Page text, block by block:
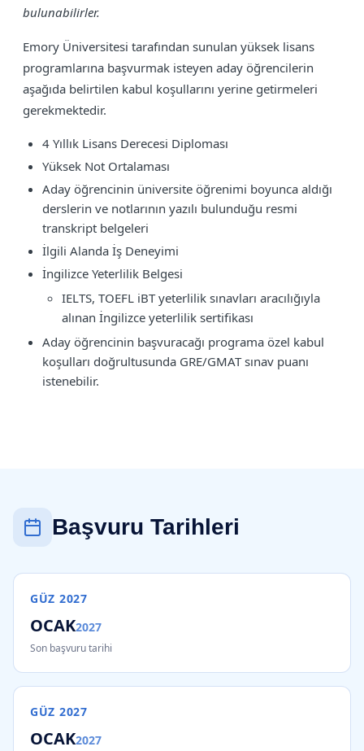
bulunabilirler.
Emory Üniversitesi tarafından sunulan yüksek lisans
programlarına başvurmak isteyen aday öğrencilerin
aşağıda belirtilen kabul koşullarını yerine getirmeleri
gerekmektedir.
4 Yıllık Lisans Derecesi Diploması
Yüksek Not Ortalaması
Aday öğrencinin üniversite öğrenimi boyunca aldığı
derslerin ve notlarının yazılı bulunduğu resmi
transkript belgeleri
İlgili Alanda İş Deneyimi
İngilizce Yeterlilik Belgesi
IELTS, TOEFL iBT yeterlilik sınavları aracılığıyla
alınan İngilizce yeterlilik sertifikası
Aday öğrencinin başvuracağı programa özel kabul
koşulları doğrultusunda GRE/GMAT sınav puanı
istenebilir.
Başvuru Tarihleri
GÜZ 2027
OCAK2027
Son başvuru tarihi
GÜZ 2027
OCAK2027